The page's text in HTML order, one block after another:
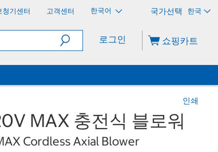
청기센터 고객센터 한국어 한국
로그인 쇼핑카트
인쇄
MAX 충전식 블로워
Cordless Axial Blower